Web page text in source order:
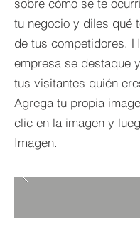
sobre cómo se te
tu negocio y diles qué
de tus competidores.
empresa se destaque
tus visitantes quién
Agrega tu propia
clic en la imagen y
Imagen.